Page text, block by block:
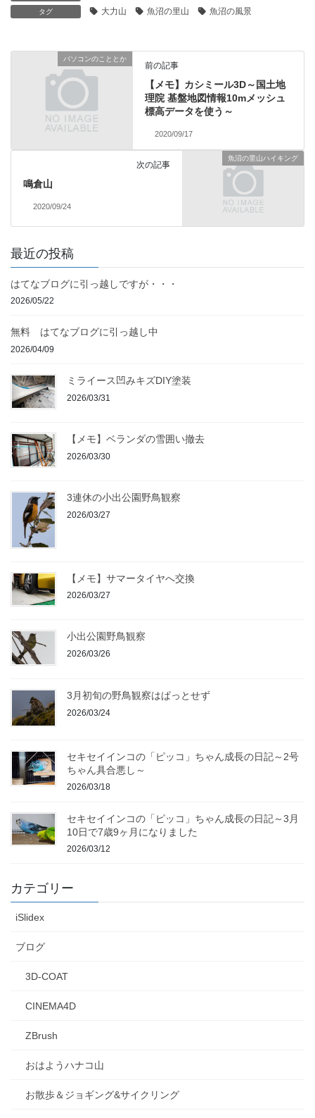
タグ 大力山 魚沼の里山 魚沼の風景
パソコンのこととか
前の記事
【メモ】カシミール3D～国土地
理院 基盤地図情報10mメッシュ
標高データを使う～
2020/09/17
魚沼の里山ハイキング
次の記事
鳴倉山
2020/09/24
最近の投稿
はてなブログに引っ越しですが・・・
2026/05/22
無料 はてなブログに引っ越し中
2026/04/09
ミライース凹みキズDIY塗装
2026/03/31
【メモ】ベランダの雪囲い撤去
2026/03/30
3連休の小出公園野鳥観察
2026/03/27
【メモ】サマータイヤへ交換
2026/03/27
小出公園野鳥観察
2026/03/26
3月初旬の野鳥観察はぱっとせず
2026/03/24
セキセイインコの「ピッコ」ちゃん成長の日記～2号
ちゃん具合悪し～
2026/03/18
セキセイインコの「ピッコ」ちゃん成長の日記～3月
10日で7歳9ヶ月になりました
2026/03/12
カテゴリー
iSlidex
ブログ
3D-COAT
CINEMA4D
ZBrush
おはようハナコ山
お散歩＆ジョギング&サイクリング